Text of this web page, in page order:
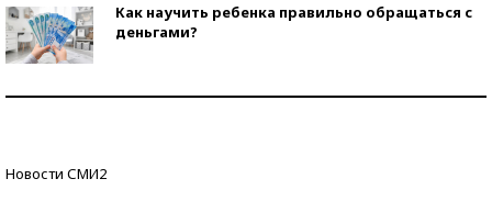
Как научить ребенка правильно обращаться с
деньгами?
Новости СМИ2